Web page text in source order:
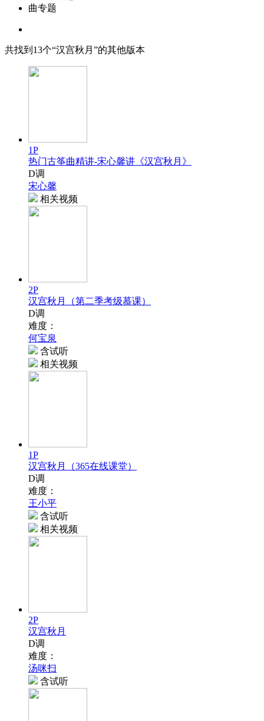
曲专题
共找到 13个“汉宫秋月”的其他版本
1P
热门古筝曲精讲-宋心馨讲《汉宫秋月》
D调
宋心馨
相关视频
2P
汉宫秋月（第二季考级慕课）
D调
难度：
何宝泉
含试听
相关视频
1P
汉宫秋月（365在线课堂）
D调
难度：
王小平
含试听
相关视频
2P
汉宫秋月
D调
难度：
汤咪扫
含试听